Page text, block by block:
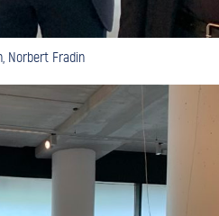
Norbert Fradin